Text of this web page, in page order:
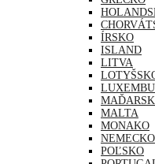
ÍRSKO
ISLAND
LITVA
MALTA
MONAKO
NEMECKO
POĽSKO